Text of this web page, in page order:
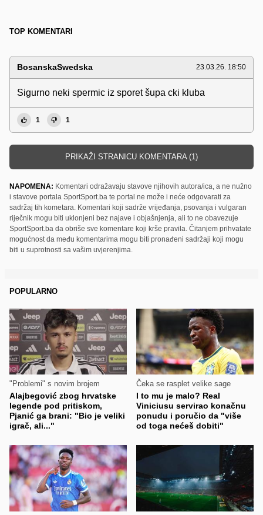
TOP KOMENTARI
BosanskaSwedska 23.03.26. 18:50
Sigurno neki spermic iz sporet šupa cki kluba
1 1
PRIKAŽI STRANICU KOMENTARA (1)
NAPOMENA: Komentari odražavaju stavove njihovih autora/ica, a ne nužno
i stavove portala SportSport.ba te portal ne može i neće odgovarati za
sadržaj tih kometara. Komentari koji sadrže vrijeđanja, psovanja i vulgaran
riječnik mogu biti uklonjeni bez najave i objašnjenja, ali to ne obavezuje
SportSport.ba da obriše sve komentare koji krše pravila. Čitanjem prihvatate
mogućnost da među komentarima mogu biti pronađeni sadržaji koji mogu
biti u suprotnosti sa vašim uvjerenjima.
POPULARNO
"Problemi" s novim brojem
Alajbegović zbog hrvatske
legende pod pritiskom,
Pjanić ga brani: "Bio je veliki
igrač, ali..."
Čeka se rasplet velike sage
I to mu je malo? Real
Viniciusu servirao konačnu
ponudu i poručio da "više
od toga nećeš dobiti"